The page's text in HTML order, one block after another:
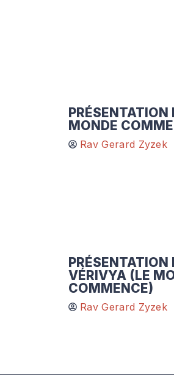
PRÉSENTATION
MONDE
Rav Gerard Zyzek
PRÉSENTATION
VÉRIVYA (LE
COMMENCE)
Rav Gerard Zyzek